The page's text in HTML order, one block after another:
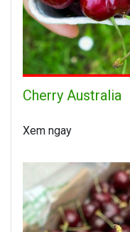
Cherry Australia
Xem ngay